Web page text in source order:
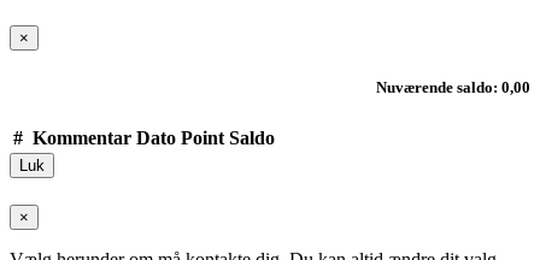
×
Nuværende saldo: 0,00
# Kommentar Dato Point Saldo
Luk
×